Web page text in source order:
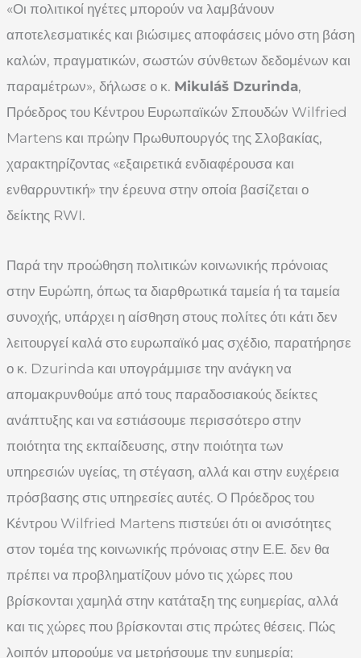
«Οι πολιτικοί ηγέτες μπορούν να λαμβάνουν
αποτελεσματικές και βιώσιμες αποφάσεις μόνο στη βάση
καλών, πραγματικών, σωστών σύνθετων δεδομένων και
παραμέτρων», δήλωσε ο κ. Mikuláš Dzurinda,
Πρόεδρος του Κέντρου Ευρωπαϊκών Σπουδών Wilfried
Martens και πρώην Πρωθυπουργός της Σλοβακίας,
χαρακτηρίζοντας «εξαιρετικά ενδιαφέρουσα και
ενθαρρυντική» την έρευνα στην οποία βασίζεται ο
δείκτης RWI.
Παρά την προώθηση πολιτικών κοινωνικής πρόνοιας
στην Ευρώπη, όπως τα διαρθρωτικά ταμεία ή τα ταμεία
συνοχής, υπάρχει η αίσθηση στους πολίτες ότι κάτι δεν
λειτουργεί καλά στο ευρωπαϊκό μας σχέδιο, παρατήρησε
ο κ. Dzurinda και υπογράμμισε την ανάγκη να
απομακρυνθούμε από τους παραδοσιακούς δείκτες
ανάπτυξης και να εστιάσουμε περισσότερο στην
ποιότητα της εκπαίδευσης, στην ποιότητα των
υπηρεσιών υγείας, τη στέγαση, αλλά και στην ευχέρεια
πρόσβασης στις υπηρεσίες αυτές. Ο Πρόεδρος του
Κέντρου Wilfried Martens πιστεύει ότι οι ανισότητες
στον τομέα της κοινωνικής πρόνοιας στην Ε.Ε. δεν θα
πρέπει να προβληματίζουν μόνο τις χώρες που
βρίσκονται χαμηλά στην κατάταξη της ευημερίας, αλλά
και τις χώρες που βρίσκονται στις πρώτες θέσεις. Πώς
λοιπόν μπορούμε να μετρήσουμε την ευημερία;